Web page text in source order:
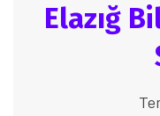
Elazığ